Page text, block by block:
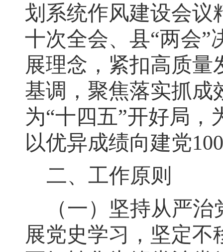
划系统作风建设会议
十次全会、县“两会”
展理念 ， 紧扣高质量
基调 ， 聚焦落实抓成
为“十四五”开好局
以优异成绩向建党
二、工作原则
（一）坚持从严治
展党史学习 ， 坚定不